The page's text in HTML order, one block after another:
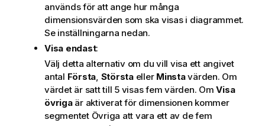
används för att ange hur många
dimensionsvärden som ska visas i diagrammet.
Se inställningarna nedan.
Visa endast:
Välj detta alternativ om du vill visa ett angivet
antal Första Störstaeller Minstavärden. Om
värdet är satt till 5 visas fem värden. OmVisa
övrigaär aktiverat för dimensionen kommer
segmentet Övriga att vara ett av de fem